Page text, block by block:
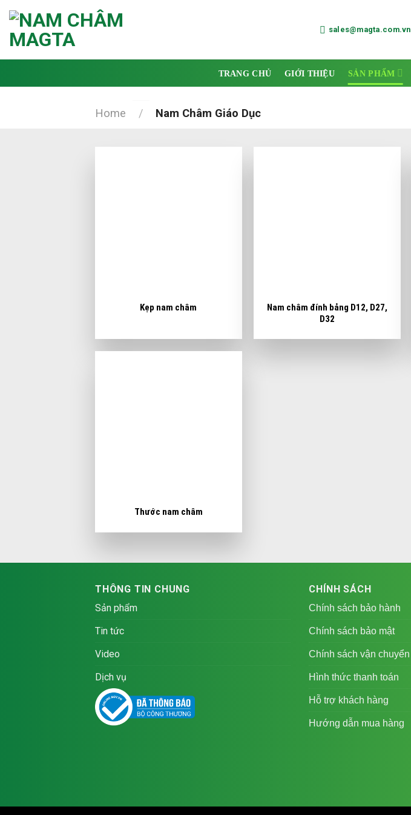
Skip
content
sales@magta.com.vn
TRANG CHỦ GIỚI THIỆU SẢN PHẨM
Home / Nam Châm Giáo Dục
Kẹp nam châm
Nam châm đính bảng D12, D27,
D32
Thước nam châm
THÔNG TIN CHUNG
Sản phẩm
Tin tức
Video
Dịch vụ
CHÍNH SÁCH
Chính sách bảo hành
Chính sách bảo mật
Chính sách vận chuyển
Hình thức thanh toán
Hỗ trợ khách hàng
Hướng dẫn mua hàng